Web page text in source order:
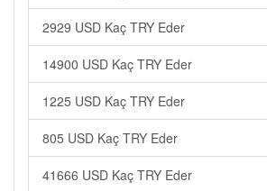
2929 USD Kaç TRY Eder
14900 USD Kaç TRY Eder
1225 USD Kaç TRY Eder
805 USD Kaç TRY Eder
41666 USD Kaç TRY Eder